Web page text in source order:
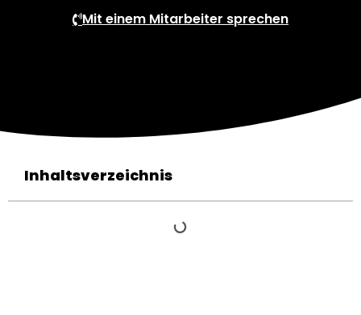
Mit einem Mitarbeiter sprechen
Inhaltsverzeichnis